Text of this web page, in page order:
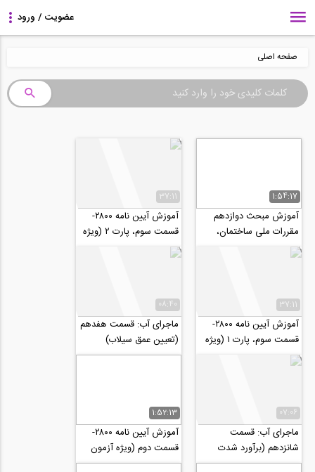
صفحه اصلی
1:54:17
آموزش مبحث دوازدهم
مقررات ملی ساختمان،
ایمنی در حین اجرای کار-
ویژه آزمون نظام...
37:11
آموزش آیین نامه ۲۸۰۰-
قسمت سوم، پارت ۲ (ویژه
آزمون نظام مهندسی و
کارشناس رسمی...
37:11
آموزش آیین نامه ۲۸۰۰-
قسمت سوم، پارت ۱ (ویژه
آزمون نظام مهندسی و
کارشناس رسمی...
08:40
ماجرای آب: قسمت هفدهم
(تعیین عمق سیلاب)
07:06
ماجرای آب: قسمت
شانزدهم (برآورد شدت
سیلاب به روش منطقی)
1:52:13
آموزش آیین نامه ۲۸۰۰-
قسمت دوم (ویژه آزمون
نظام مهندسی و کارشناس